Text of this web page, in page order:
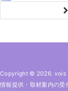
Copyright © 2026. vois
情報提供・取材案内の受